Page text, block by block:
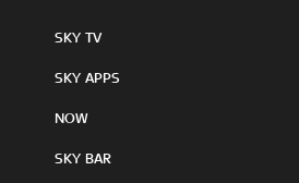
SKY TV
SKY APPS
NOW
SKY BAR